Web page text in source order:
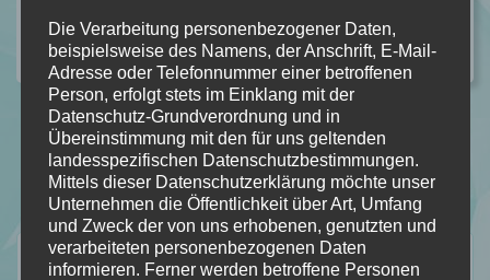
Kategorie:ALLGEMEIN,REZENSION Kommentare: 2
Neuste Rezensionen
Die Verarbeitung personenbezogener Daten,
beispielsweise des Namens, der Anschrift, E-Mail-
Adresse oder Telefonnummer einer betroffenen
Person, erfolgt stets im Einklang mit der
Datenschutz-Grundverordnung und in
Übereinstimmung mit den für uns geltenden
landesspezifischen Datenschutzbestimmungen.
Mittels dieser Datenschutzerklärung möchte unser
Unternehmen die Öffentlichkeit über Art, Umfang
und Zweck der von uns erhobenen, genutzten und
verarbeiteten personenbezogenen Daten
informieren. Ferner werden betroffene Personen